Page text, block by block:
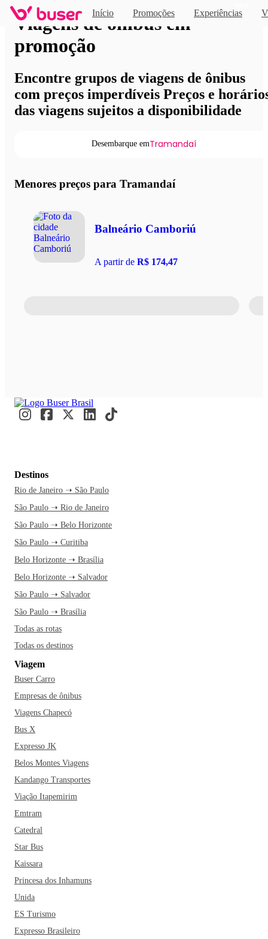
Início Promoções Experiências
Viagens de ônibus em
promoção
Encontre grupos de viagens de ônibus
com preços imperdíveis Preços e
das viagens sujeitos a disponibilidade
Desembarque emTramandaí
Menores preços para Tramandaí
Balneário Camboriú
A partir de R$ 174,47
Destinos
Rio de Janeiro ➝ São Paulo
São Paulo ➝ Rio de Janeiro
São Paulo ➝ Belo Horizonte
São Paulo ➝ Curitiba
Belo Horizonte ➝ Brasília
Belo Horizonte ➝ Salvador
São Paulo ➝ Salvador
São Paulo ➝ Brasília
Todas as rotas
Todas os destinos
Viagem
Buser Carro
Empresas de ônibus
Viagens Chapecó
Bus X
Expresso JK
Belos Montes Viagens
Kandango Transportes
Viação Itapemirim
Emtram
Catedral
Star Bus
Kaissara
Princesa dos Inhamuns
Unida
ES Turismo
Expresso Brasileiro